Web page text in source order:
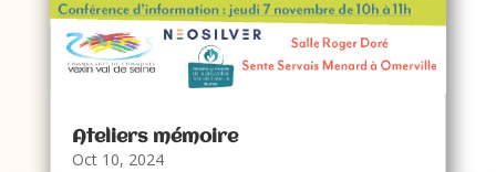
Ateliers mémoire
Oct 10, 2024